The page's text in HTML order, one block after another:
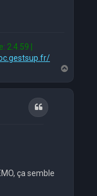
2.4.59 |
a
Citation
ça semble